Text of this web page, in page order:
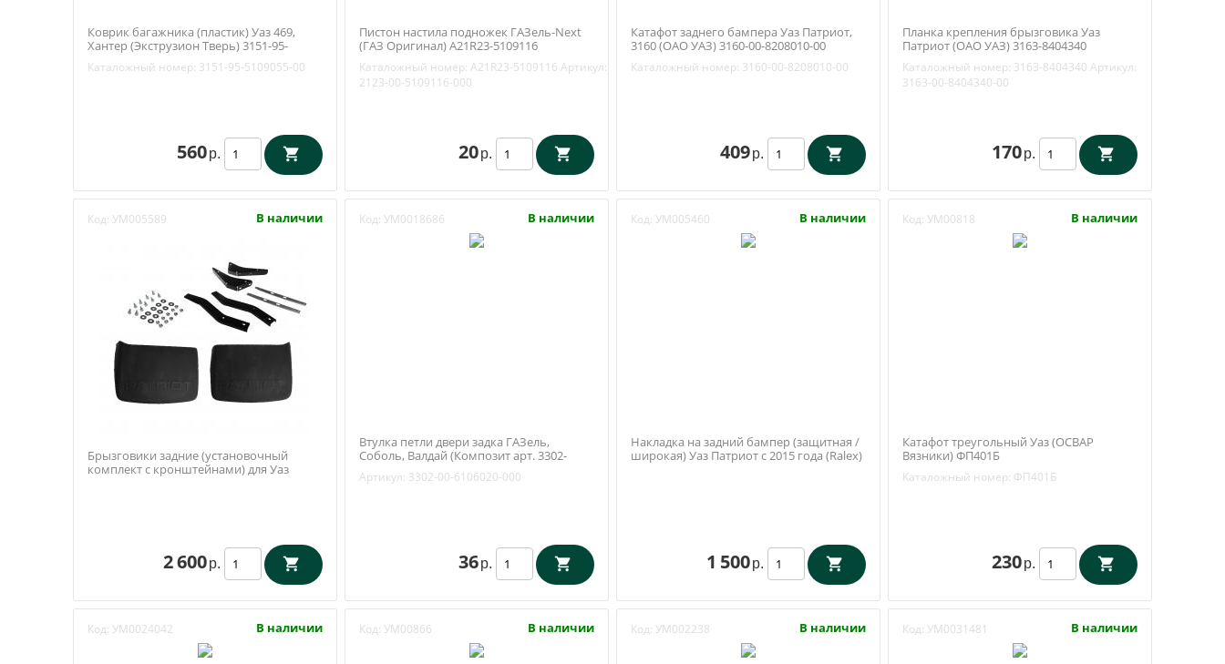
Коврик багажника (пластик) Уаз 469,
Хантер (Экструзион Тверь) 3151-95-
5109055-00
Каталожный номер: 3151-95-5109055-00
560 р.
Пистон настила подножек ГАЗель-Next
(ГАЗ Оригинал) А21R23-5109116
Каталожный номер: А21R23-5109116 Артикул:
2123-00-5109116-000
20 р.
Катафот заднего бампера Уаз Патриот,
3160 (ОАО УАЗ) 3160-00-8208010-00
Каталожный номер: 3160-00-8208010-00
409 р.
Планка крепления брызговика Уаз
Патриот (ОАО УАЗ) 3163-8404340
Каталожный номер: 3163-8404340 Артикул:
3163-00-8404340-00
170 р.
Код: УМ005589 В наличии
Брызговики задние (установочный
комплект с кронштейнами) для Уаз
2 600 р.
Код: УМ0018686 В наличии
Втулка петли двери задка ГАЗель,
Соболь, Валдай (Композит арт. 3302-
6106020)
Артикул: 3302-00-6106020-000
36 р.
Код: УМ005460 В наличии
Накладка на задний бампер (защитная /
широкая) Уаз Патриот с 2015 года (Ralex)
1 500 р.
Код: УМ00818 В наличии
Катафот треугольный Уаз (ОСВАР
Вязники) ФП401Б
Каталожный номер: ФП401Б
230 р.
Код: УМ0024042 В наличии Код: УМ00866 В наличии Код: УМ002238 В наличии Код: УМ0031481 В наличии